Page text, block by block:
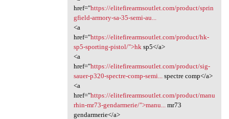
href="https://elitefirearmsoutlet.com/product/sprin
gfield-armory-sa-35-semi-au...
<a
href="https://elitefirearmsoutlet.com/product/hk-
sp5-sporting-pistol/">hk sp5</a>
<a
href="https://elitefirearmsoutlet.com/product/sig-
sauer-p320-spectre-comp-semi...
spectre comp</a>
<a
href="https://elitefirearmsoutlet.com/product/manu
rhin-mr73-gendarmerie/">manu...
mr73
gendarmerie</a>